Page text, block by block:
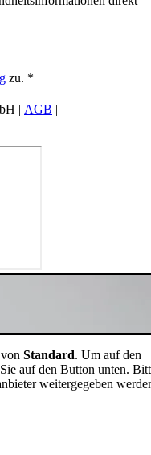
zu. *
| AGB
Standard. Um auf den
auf den Button unten.
weitergegeben